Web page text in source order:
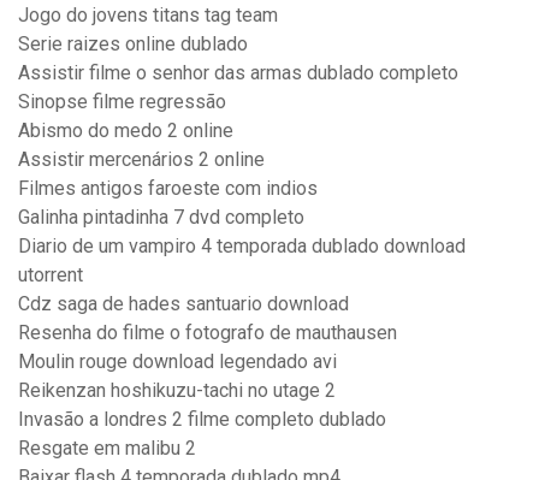
Jogo do jovens titans tag team
Serie raizes online dublado
Assistir filme o senhor das armas dublado completo
Sinopse filme regressão
Abismo do medo 2 online
Assistir mercenários 2 online
Filmes antigos faroeste com indios
Galinha pintadinha 7 dvd completo
Diario de um vampiro 4 temporada dublado download
utorrent
Cdz saga de hades santuario download
Resenha do filme o fotografo de mauthausen
Moulin rouge download legendado avi
Reikenzan hoshikuzu-tachi no utage 2
Invasão a londres 2 filme completo dublado
Resgate em malibu 2